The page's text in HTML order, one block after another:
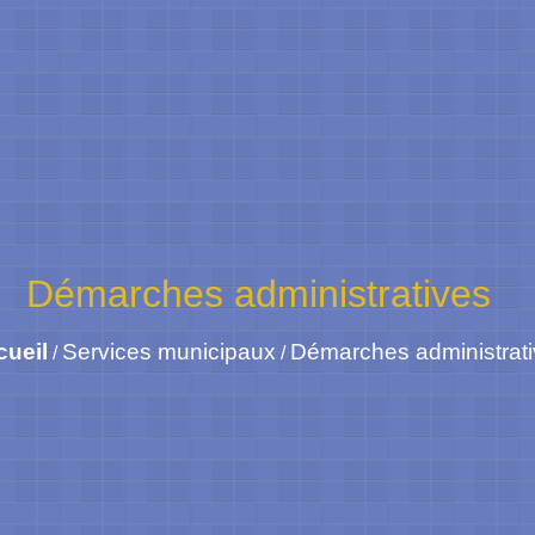
Démarches administratives
/ Services municipaux / Démarches